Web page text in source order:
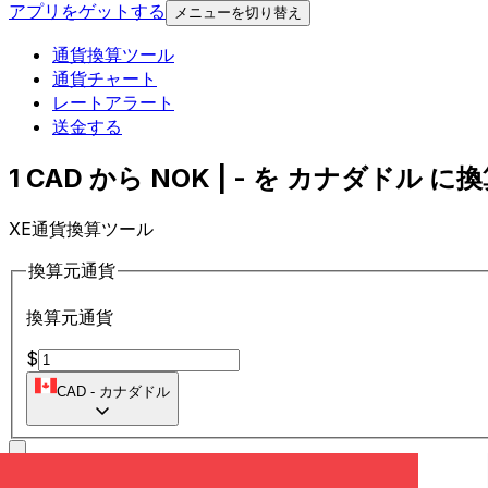
アプリをゲットする メニューを切り替え
通貨換算ツール
通貨チャート
レートアラート
送金する
1 CAD から NOK | - を カナダドル に
XE通貨換算ツール
換算元通貨
換算元通貨
$
CAD - カナダドル